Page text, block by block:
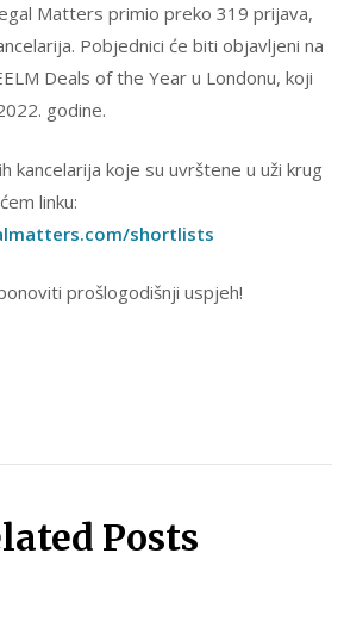
Matters primio preko 319 prijava,
Pobjednici će biti objavljeni na
Deals of the Year u Londonu, koji
godine.
kancelarija koje su uvrštene u uži krug
linku:
shortlists
prošlogodišnji uspjeh!
Posts